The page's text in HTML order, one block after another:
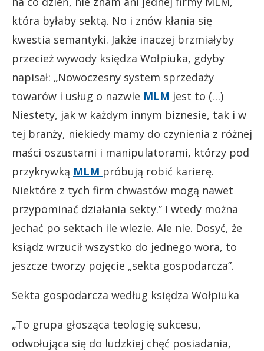
która byłaby sektą. No i znów kłania się
kwestia semantyki. Jakże inaczej brzmiałyby
przecież wywody księdza Wołpiuka, gdyby
napisał: „Nowoczesny system sprzedaży
towarów i usług o nazwie MLM jest to (…)
Niestety, jak w każdym innym biznesie, tak i w
tej branży, niekiedy mamy do czynienia z różnej
maści oszustami i manipulatorami, którzy pod
przykrywką MLM próbują robić karierę.
Niektóre z tych firm chwastów mogą nawet
przypominać działania sekty.” I wtedy można
jechać po sektach ile wlezie. Ale nie. Dosyć, że
ksiądz wrzucił wszystko do jednego wora, to
jeszcze tworzy pojęcie „sekta gospodarcza”.
Sekta gospodarcza według księdza Wołpiuka
„To grupa głosząca teologię sukcesu,
odwołująca się do ludzkiej chęć posiadania,